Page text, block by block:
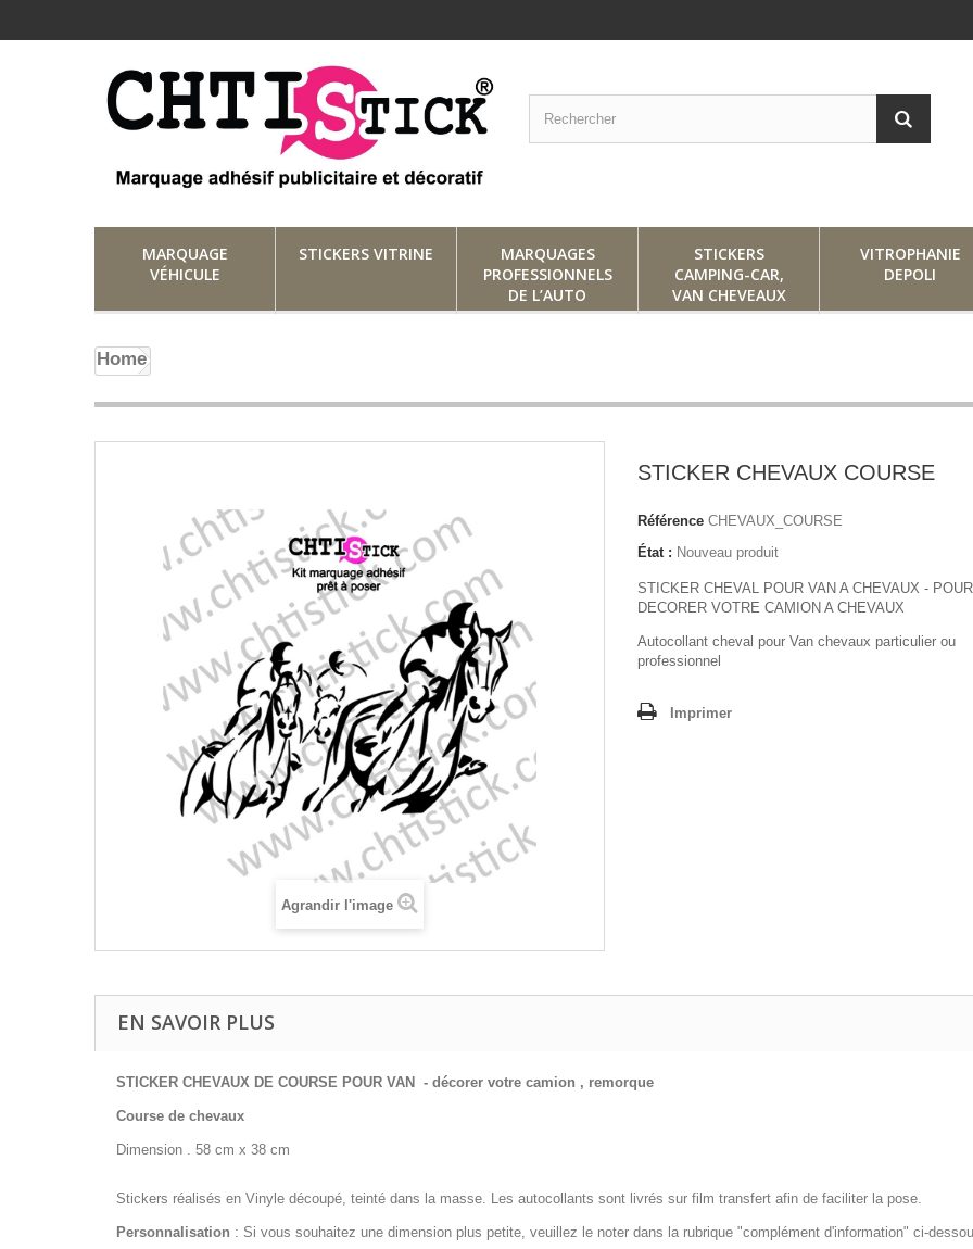
MARQUAGE
VÉHICULE
STICKERS VITRINE
MARQUAGES
PROFESSIONNELS
DE L’AUTO
STICKERS
CAMPING-CAR,
VAN CHEVEAUX
VITROPHANIE
DEPOLI
Home
Agrandir l'image
STICKER CHEVAUX COURSE
Référence CHEVAUX_COURSE
État : Nouveau produit
STICKER CHEVAL POUR VAN A CHEVAUX - POUR
DECORER VOTRE CAMION A CHEVAUX
Autocollant cheval pour Van chevaux particulier ou
professionnel
Imprimer
EN SAVOIR PLUS
STICKER CHEVAUX DE COURSE POUR VAN - décorer votre camion , remorque
Course de chevaux
Dimension . 58 cm x 38 cm
Stickers réalisés en Vinyle découpé, teinté dans la masse. Les autocollants sont livrés sur film transfert afin de faciliter la pose.
Personnalisation : Si vous souhaitez une dimension plus petite, veuillez le noter dans la rubrique "complément d'information" ci-